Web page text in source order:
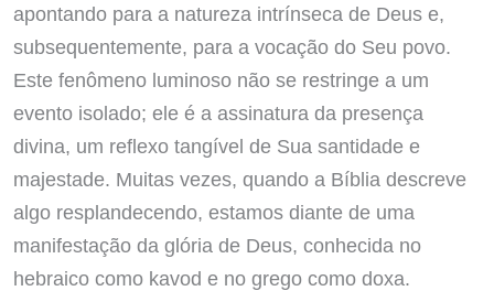
apontando para a natureza intrínseca de Deus e,
subsequentemente, para a vocação do Seu povo.
Este fenômeno luminoso não se restringe a um
evento isolado; ele é a assinatura da presença
divina, um reflexo tangível de Sua santidade e
majestade. Muitas vezes, quando a Bíblia descreve
algo resplandecendo, estamos diante de uma
manifestação da glória de Deus, conhecida no
hebraico como kavod e no grego como doxa.